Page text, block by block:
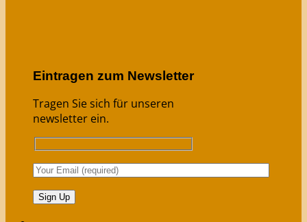
Eintragen zum Newsletter
Tragen Sie sich für unseren
newsletter ein.